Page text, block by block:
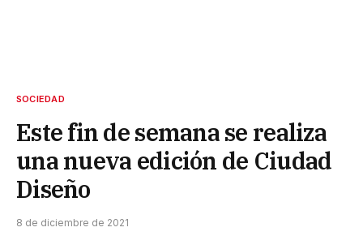
SOCIEDAD
Este fin de semana se realiza
una nueva edición de Ciudad
Diseño
8 de diciembre de 2021